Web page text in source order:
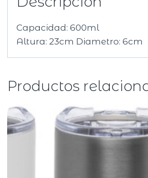
Capacidad: 600ml
Altura: 23cm Diametro: 6cm
Productos